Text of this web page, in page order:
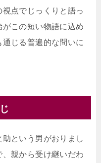
点でじっくりと語っ
この短い物語に込め
じる普遍的な問いに
という男がおりまし
親から受け継いだわ